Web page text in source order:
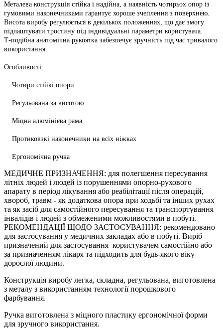
Металева конструкція стійка і надійна, а наявність чотирьох опор із
гумовими наконечниками гарантує хороше зчеплення з поверхнею.
Висота виробу регулюється в декількох положеннях, що дає змогу
підлаштувати тростину під індивідуальні параметри користувача.
Т-подібна анатомічна рукоятка забезпечує зручність під час тривалого
використання.
Особливості:
Чотири стійкі опори
Регульована за висотою
Міцна алюмінієва рама
Протиковзкі наконечники на всіх ніжках
Ергономічна ручка
МЕДИЧНЕ ПРИЗНАЧЕННЯ: для полегшення пересування
літніх людей і людей із порушеннями опорно-рухового
апарату в період лікування або реабілітації після операцій,
хвороб, травм - як додаткова опора при ходьбі та інших рухах
та як засіб для самостійного пересування та транспортування
інвалідів і людей з обмеженими можливостями в побуті.
РЕКОМЕНДАЦІЇ ЩОДО ЗАСТОСУВАННЯ: рекомендовано
для застосування у медичних закладах або в побуті. Виріб
призначений для застосування користувачем самостійно або
за призначенням лікаря та підходить для будь-якого віку
дорослої людини.
Конструкція виробу легка, складна, регульована, виготовлена
з металу з використанням технології порошкового
фарбування.
Ручка виготовлена з міцного пластику ергономічної форми
для зручного використання.